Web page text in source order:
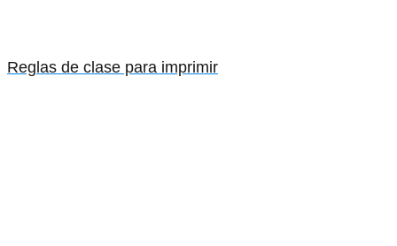
Reglas de clase para imprimir